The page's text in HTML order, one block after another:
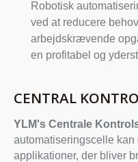
Robotisk
ved at reducere
arbejdskrævende
en profitabel og
CENTRAL
YLM's Centrale
automatiseringscelle kan
applikationer, der bliver